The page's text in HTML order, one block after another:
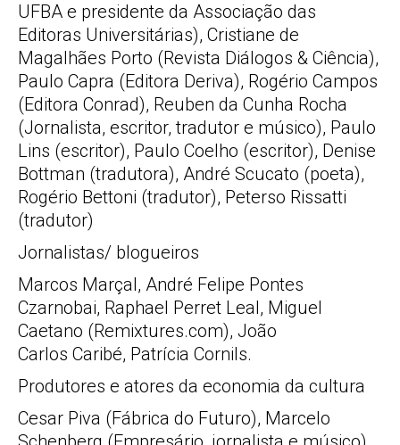
UFBA e presidente da Associação das
Editoras Universitárias), Cristiane de
Magalhães Porto (Revista Diálogos & Ciência),
Paulo Capra (Editora Deriva), Rogério Campos
(Editora Conrad), Reuben da Cunha Rocha
(Jornalista, escritor, tradutor e músico), Paulo
Lins (escritor), Paulo Coelho (escritor), Denise
Bottman (tradutora), André Scucato (poeta),
Rogério Bettoni (tradutor), Peterso Rissatti
(tradutor)
Jornalistas/ blogueiros
Marcos Marçal, André Felipe Pontes
Czarnobai, Raphael Perret Leal, Miguel
Caetano (Remixtures.com), João
Carlos Caribé, Patrícia Cornils.
Produtores e atores da economia da cultura
Cesar Piva (Fábrica do Futuro), Marcelo